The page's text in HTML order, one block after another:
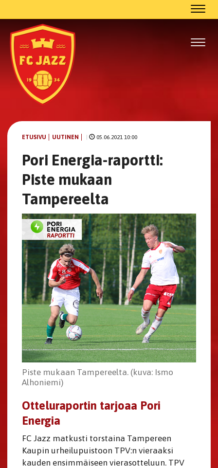
ETUSIVU UUTINEN 05.06.2021 10:00
Pori Energia-raportti:
Piste mukaan
Tampereelta
Piste mukaan Tampereelta. (kuva: Ismo
Alhoniemi)
Otteluraportin tarjoaa Pori
Energia
FC Jazz matkusti torstaina Tampereen
Kaupin urheilupuistoon TPV:n vieraaksi
kauden ensimmäiseen vierasotteluun. TPV